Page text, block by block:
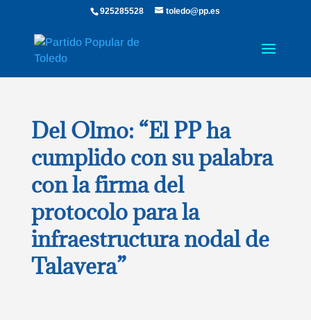
925285528 toledo@pp.es
Del Olmo: “El PP ha
cumplido con su palabra
con la firma del
protocolo para la
infraestructura nodal de
Talavera”